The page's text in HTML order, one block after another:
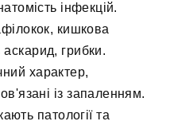
інфекцій.
кишкова
грибки.
характер,
із запаленням.
патології та